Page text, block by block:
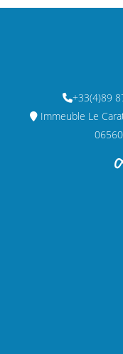
+33(4)89
Immeuble Le
06560